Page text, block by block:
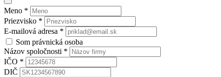
Meno *
Priezvisko *
E-mailová adresa *
Som právnická osoba
Názov spoločnosti *
IČO *
DIČ